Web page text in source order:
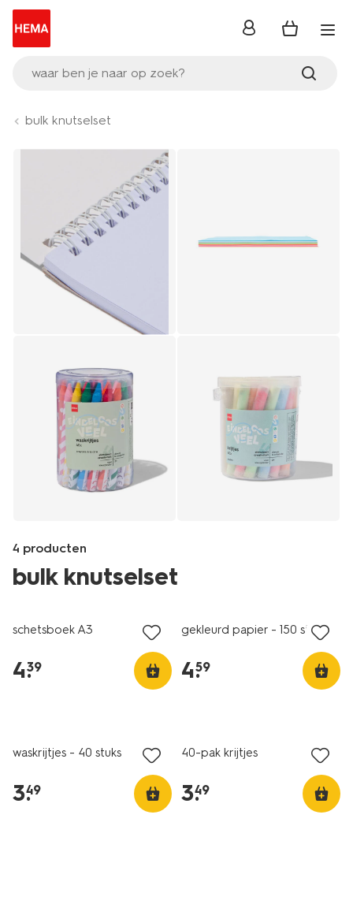
waar ben je naar op zoek?
inloggen
bulk knutselset
4 producten
bulk knutselset
be/kind/speelgoed/buitenspeelgoed/40-
krijtjes-
Products
schetsboek A3
4.
39
gekleurd papier - 150 stuks
4.
59
waskrijtjes - 40 stuks
3.
49
40-pak krijtjes
3.
49